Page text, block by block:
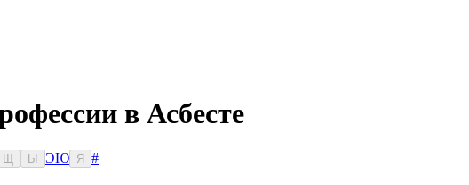
в Асбесте
Ы ЭЮ Я
#